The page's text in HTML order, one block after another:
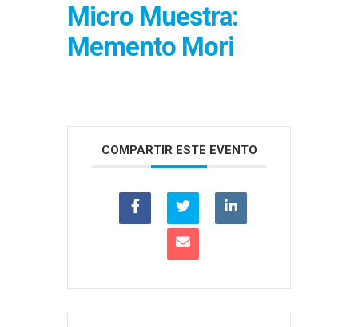
Micro Muestra:
Memento Mori
COMPARTIR ESTE EVENTO